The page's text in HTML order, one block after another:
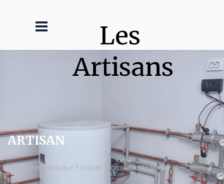
Les
Artisans
ARTISAN
chaudière électrique Frisquet Oloron Sainte Marie